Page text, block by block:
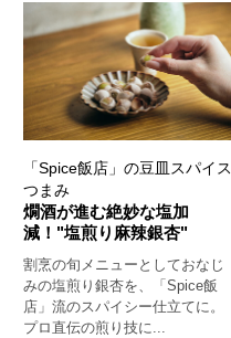
「Spice飯店」の豆皿スパイス
つまみ
燗酒が進む絶妙な塩加
減！"塩煎り麻辣銀杏"
割烹の旬メニューとしておなじ
みの塩煎り銀杏を、「Spice飯
店」流のスパイシー仕立てに。
プロ直伝の煎り技に...